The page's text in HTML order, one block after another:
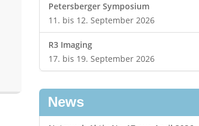
Petersberger Symposium
11. bis 12. September 2026
R3 Imaging
17. bis 19. September 2026
News